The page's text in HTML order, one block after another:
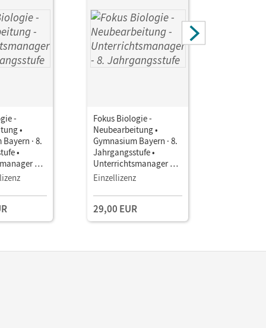
-
•
· 8.
•
E-
Fokus Biologie -
Neubearbeitung •
Gymnasium Bayern · 8.
Jahrgangsstufe •
Unterrichtsmanager E-
Book mit
und Planungstools
Einzellizenz
29,00 EUR